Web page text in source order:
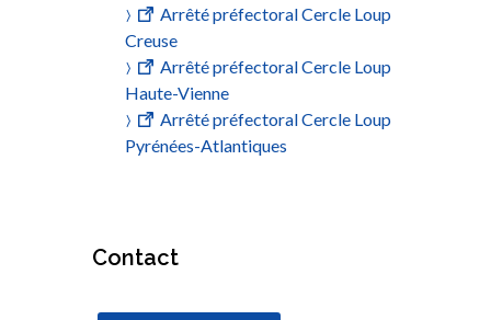
Arrêté préfectoral Cercle Loup
Creuse
Arrêté préfectoral Cercle Loup
Haute-Vienne
Arrêté préfectoral Cercle Loup
Pyrénées-Atlantiques
Contact